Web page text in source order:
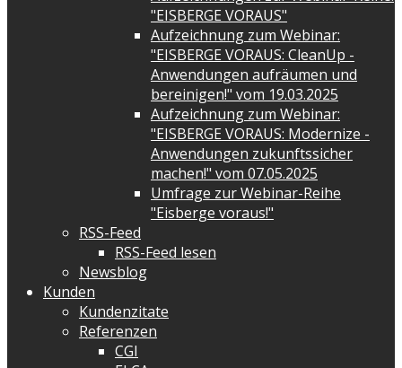
"EISBERGE VORAUS"
Aufzeichnung zum Webinar:
"EISBERGE VORAUS: CleanUp -
Anwendungen aufräumen und
bereinigen!" vom 19.03.2025
Aufzeichnung zum Webinar:
"EISBERGE VORAUS: Modernize -
Anwendungen zukunftssicher
machen!" vom 07.05.2025
Umfrage zur Webinar-Reihe
"Eisberge voraus!"
RSS-Feed
RSS-Feed lesen
Newsblog
Kunden
Kundenzitate
Referenzen
CGI